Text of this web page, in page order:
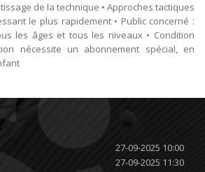
de la technique • Approches tactiques
le plus rapidement • Public concerné :
les âges et tous les niveaux • Condition
nécessite un abonnement spécial, en
27-09-2025 10:00
27-09-2025 11:30